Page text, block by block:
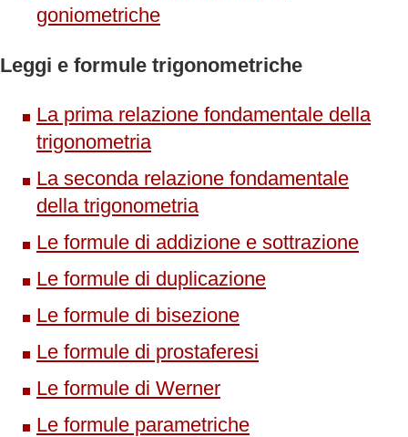
goniometriche
Leggi e formule trigonometriche
La prima relazione fondamentale della
trigonometria
La seconda relazione fondamentale
della trigonometria
Le formule di addizione e sottrazione
Le formule di duplicazione
Le formule di bisezione
Le formule di prostaferesi
Le formule di Werner
Le formule parametriche